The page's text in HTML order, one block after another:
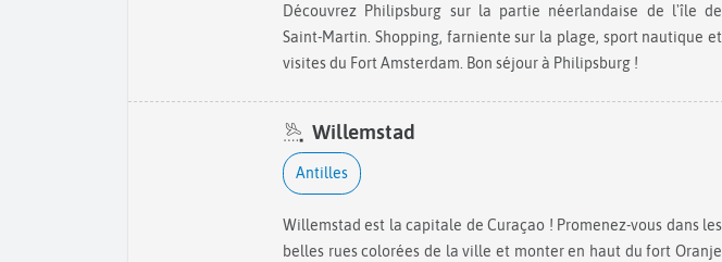
Découvrez Philipsburg sur la partie néerlandaise de l'île de
Saint-Martin. Shopping, farniente sur la plage, sport nautique et
visites du Fort Amsterdam. Bon séjour à Philipsburg !
Willemstad
Antilles
Willemstad est la capitale de Curaçao ! Promenez-vous dans les
belles rues colorées de la ville et monter en haut du fort Oranje